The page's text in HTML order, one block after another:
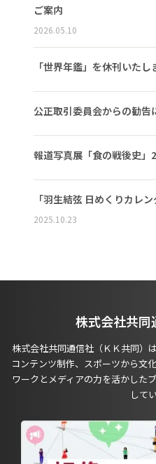
ご案内
2026.05.10
「世界年鑑」を休刊いたし
公正取引委員会からの勧告
報道写真展「食の戦後史」
「羽生結弦 日めくりカレ
2025.10.23
株式会社共同
株式会社共同通信社（ＫＫ共同）
コンテンツ制作、スポーツから文
ワークとメディアの力を活かした
して